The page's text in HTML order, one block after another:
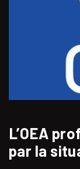
L’OEA
par la